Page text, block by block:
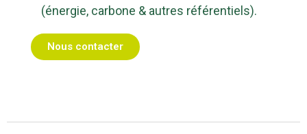
(énergie, carbone & autres référentiels).
Nous contacter